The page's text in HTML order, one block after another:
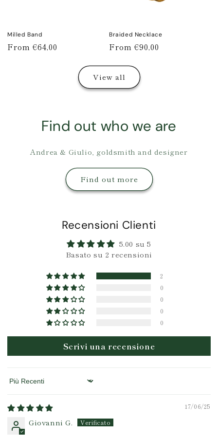
Milled Band
Regular
From €64,00
Braided Necklace
Regular
From €90,00
View all
Find out who we are
Andrea & Giulio, goldsmith and designer
Find out more
Recensioni Clienti
5.00 su 5
Basato su 2 recensioni
2
0
0
0
0
Scrivi una recensione
Sort by
17/06/25
Giovanni G.